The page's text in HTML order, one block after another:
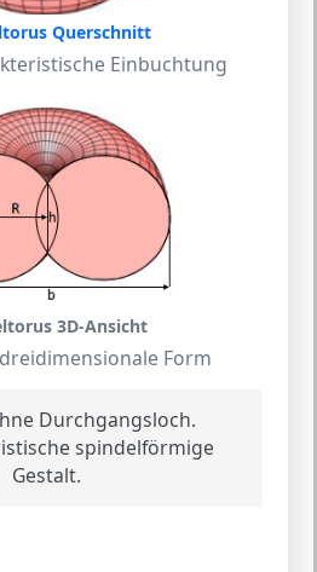
Querschnitt
Einbuchtung
3D-Ansicht
Form
Durchgangsloch.
spindelförmige
Gestalt.